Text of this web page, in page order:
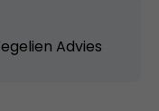
Advies